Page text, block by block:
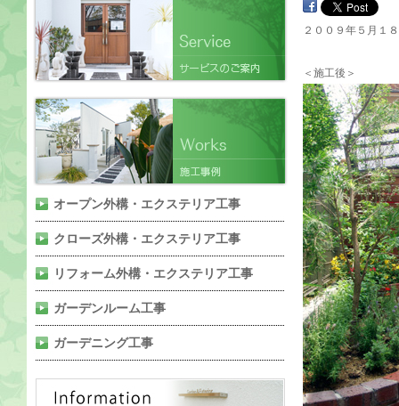
オープン外構・エクステリア工事
クローズ外構・エクステリア工事
リフォーム外構・エクステリア工事
ガーデンルーム工事
ガーデニング工事
２００９年５月
＜施工後＞